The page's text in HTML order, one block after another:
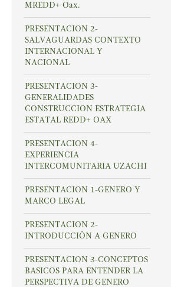
MREDD+ Oax.
PRESENTACION 2-
SALVAGUARDAS CONTEXTO
INTERNACIONAL Y
NACIONAL
PRESENTACION 3-
GENERALIDADES
CONSTRUCCION ESTRATEGIA
ESTATAL REDD+ OAX
PRESENTACION 4-
EXPERIENCIA
INTERCOMUNITARIA UZACHI
PRESENTACION 1-GENERO Y
MARCO LEGAL
PRESENTACION 2-
INTRODUCCIÓN A GENERO
PRESENTACION 3-CONCEPTOS
BASICOS PARA ENTENDER LA
PERSPECTIVA DE GENERO